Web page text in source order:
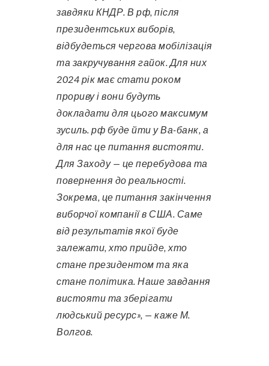
завдяки КНДР. В рф, після
президентських виборів,
відбудеться чергова мобілізація
та закручування гайок. Для них
2024 рік має стати роком
прориву і вони будуть
докладати для цього максимум
зусиль. рф буде йти у Ва-банк, а
для нас це питання вистояти.
Для Заходу — це перебудова та
повернення до реальності.
Зокрема, це питання закінчення
виборчої компанії в США. Саме
від результатів якої буде
залежати, хто прийде, хто
стане президентом та яка
стане політика. Наше завдання
вистояти та зберігати
людський ресурс», — каже М.
Волгов.